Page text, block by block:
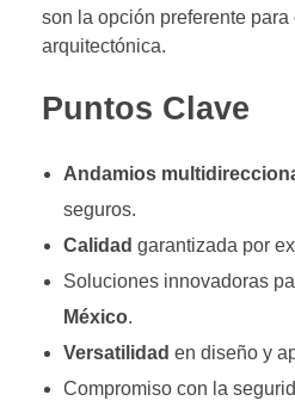
son la opción preferente para
arquitectónica.
Puntos Clave
Andamios
seguros.
Calidad garantizada por
Soluciones innovadoras
México.
Versatilidad en diseño y
Compromiso con la